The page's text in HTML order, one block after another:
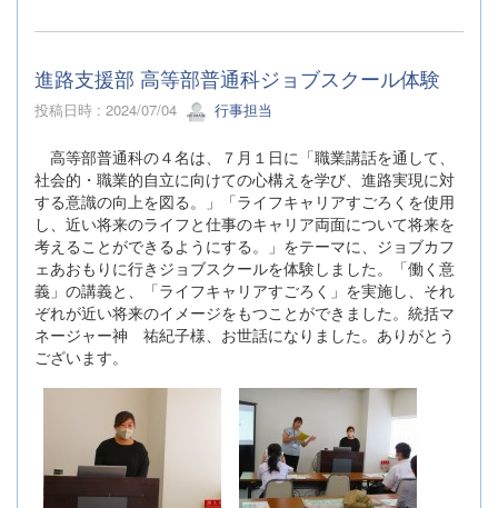
進路支援部 高等部普通科ジョブスクール体験
投稿日時 : 2024/07/04 行事担当
高等部普通科の４名は、７月１日に「職業講話を通して、
社会的・職業的自立に向けての心構えを学び、進路実現に対
する意識の向上を図る。」「ライフキャリアすごろくを使用
し、近い将来のライフと仕事のキャリア両面について将来を
考えることができるようにする。」をテーマに、ジョブカフ
ェあおもりに行きジョブスクールを体験しました。「働く意
義」の講義と、「ライフキャリアすごろく」を実施し、それ
ぞれが近い将来のイメージをもつことができました。統括マ
ネージャー神 祐紀子様、お世話になりました。ありがとう
ございます。